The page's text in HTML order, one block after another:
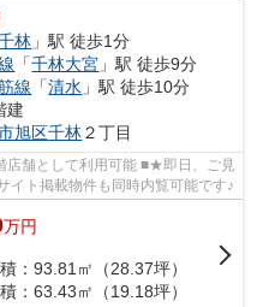
林 」駅 徒歩1分
「千林大宮 」駅 徒歩9分
線 「清水 」駅 徒歩10分
建
旭区千林２丁目
舗として利用可能 ■★即日、ご見
ポータルサイト掲載物件も同時内覧可能です♪
万円
：93.81㎡（28.37坪）
：63.43㎡（19.18坪）